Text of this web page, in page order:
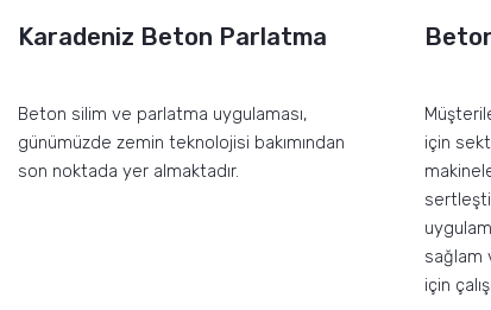
Karadeniz Beton Parlatma
Beton silim ve parlatma uygulaması,
günümüzde zemin teknolojisi bakımından
son noktada yer almaktadır.
için
sağlam
için